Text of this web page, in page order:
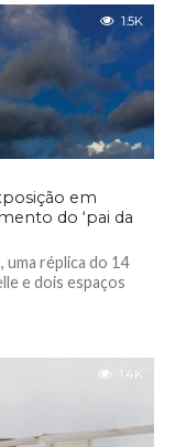
1.5K
em
do ‘pai da
réplica do 14
e dois espaços
1.4K